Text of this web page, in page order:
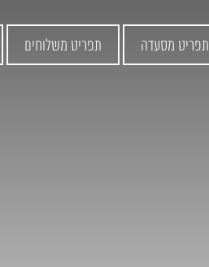
תפריט מסעדה תפריט משלוחים